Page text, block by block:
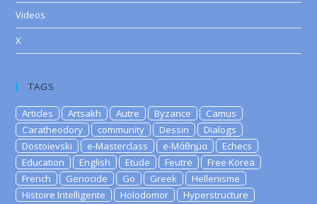
Videos
X
TAGS
Articles Artsakh Autre Byzance
Camus
Caratheodory
community Dessin
Dialogs
Dostoievski
e-Masterclass e-Μάθημα
Echecs
Education
English Etude Feutre
Free Korea
French
Genocide Go Greek
Hellenisme
Histoire Intelligente
Holodomor
Hyperstructure